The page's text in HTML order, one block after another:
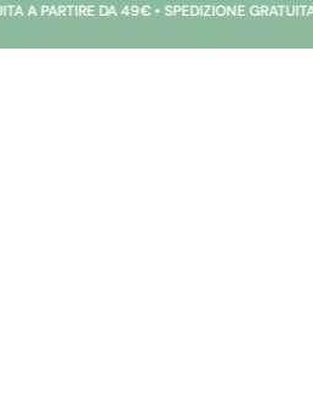
DA 49€ • SPEDIZIONE GRATUITA